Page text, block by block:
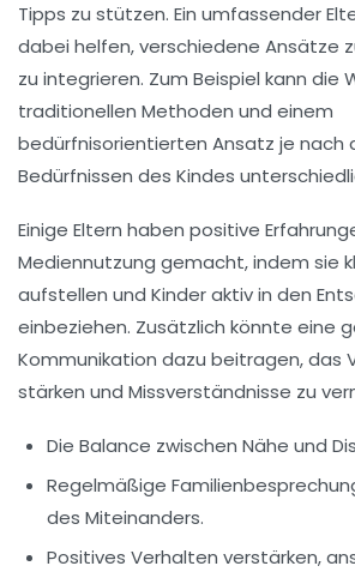
Tipps zu stützen. Ein umfassender
dabei helfen, verschiedene Ansätze
zu integrieren. Zum Beispiel kann die
traditionellen Methoden und einem
bedürfnisorientierten Ansatz je nach
Bedürfnissen des Kindes
Einige Eltern haben positive
Mediennutzung gemacht, indem sie
aufstellen und Kinder aktiv in den
einbeziehen. Zusätzlich könnte eine
Kommunikation dazu beitragen, das
stärken und Missverständnisse zu
Die Balance zwischen Nähe und
Regelmäßige
des Miteinanders.
Positives Verhalten verstärken,